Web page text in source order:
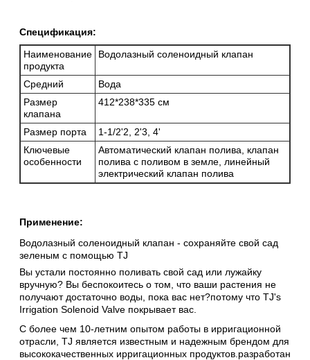
Спецификация:
Наименование
продукта
Водолазный соленоидный клапан
Средний
Вода
Размер
клапана
412*238*335 см
Размер порта
1-1/2'2, 2'3, 4'
Ключевые
особенности
Автоматический клапан полива, клапан
полива с поливом в земле, линейный
электрический клапан полива
Применение:
Водолазный соленоидный клапан - сохраняйте свой сад
зеленым с помощью TJ
Вы устали постоянно поливать свой сад или лужайку
вручную? Вы беспокоитесь о том, что ваши растения не
получают достаточно воды, пока вас нет?потому что TJ's
Irrigation Solenoid Valve покрывает вас.
С более чем 10-летним опытом работы в ирригационной
отрасли, TJ является известным и надежным брендом для
высококачественных ирригационных продуктов.разработан